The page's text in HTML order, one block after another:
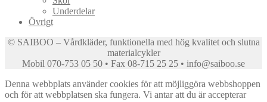
Underdelar
Övrigt
© SAIBOO – Vårdkläder, funktionella med hög kvalitet och slutna
materialcykler
Mobil 070-753 05 50 • Fax 08-715 25 25 • info@saiboo.se
Denna webbplats använder cookies för att möjliggöra webbshoppen
och för att webbplatsen ska fungera. Vi antar att du är accepterar